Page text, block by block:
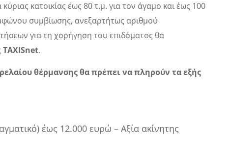
κατοικίας έως 80 τ.μ. για τον άγαμο και έως 100
συμβίωσης, ανεξαρτήτως αριθμού
για τη χορήγηση του επιδόματος θα
TAXISnet.
θέρμανσης θα πρέπει να πληρούν τα εξής
έως 12.000 ευρώ – Αξία ακίνητης